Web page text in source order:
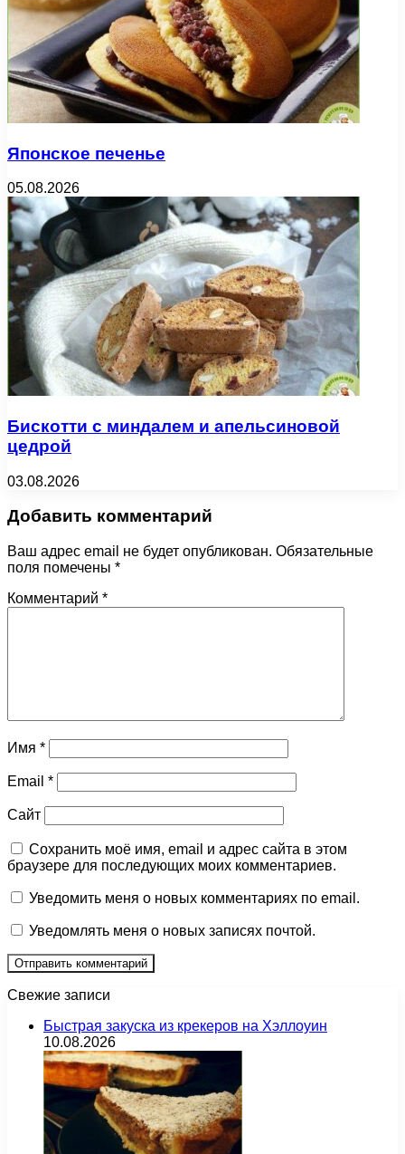
Японское печенье
05.08.2026
Бискотти с миндалем и апельсиновой
цедрой
03.08.2026
Добавить комментарий
Ваш адрес email не будет опубликован. Обязательные
поля помечены *
Комментарий *
Имя *
Email *
Сайт
Сохранить моё имя, email и адрес сайта в этом
браузере для последующих моих комментариев.
Уведомить меня о новых комментариях по email.
Уведомлять меня о новых записях почтой.
Свежие записи
Быстрая закуска из крекеров на Хэллоуин
10.08.2026